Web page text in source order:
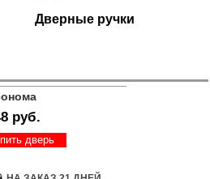
Дверные ручки
руб.
дверь